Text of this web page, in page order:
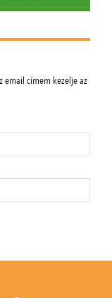
email címem kezelje az